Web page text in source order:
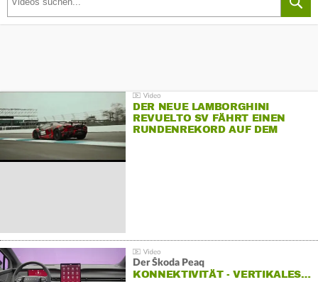
DER NEUE LAMBORGHINI
REVUELTO SV FÄHRT EINEN
RUNDENREKORD AUF DEM
Der Škoda Peaq
KONNEKTIVITÄT - VERTIKALES…